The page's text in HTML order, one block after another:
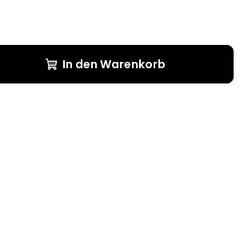
In den Warenkorb